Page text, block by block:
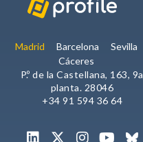
Madrid Barcelona
Sevilla
Cáceres
P.º de la Castellana, 163, 9a
planta. 28046
+34 91 594 36 64